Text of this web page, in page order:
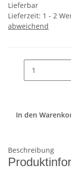
Lieferbar
Lieferzeit: 1 - 2
abweichend
In den
Beschreibung